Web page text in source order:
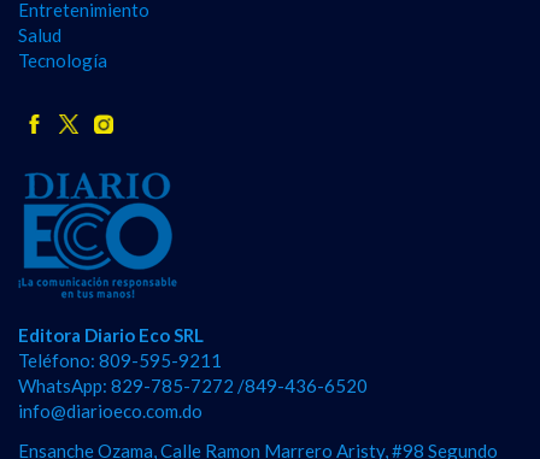
Entretenimiento
Salud
Tecnología
Editora Diario Eco SRL
Teléfono: 809-595-9211
WhatsApp: 829-785-7272 /849-436-6520
info@diarioeco.com.do
Ensanche Ozama, Calle Ramon Marrero Aristy, #98 Segundo